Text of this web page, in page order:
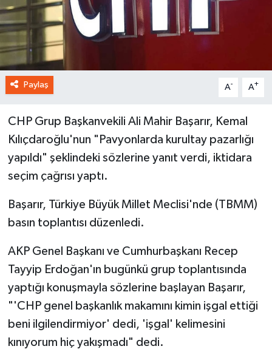
Paylaş A- A+
CHP Grup Başkanvekili Ali Mahir Başarır, Kemal
Kılıçdaroğlu'nun "Pavyonlarda kurultay pazarlığı
yapıldı" şeklindeki sözlerine yanıt verdi, iktidara
seçim çağrısı yaptı.
Başarır, Türkiye Büyük Millet Meclisi'nde (TBMM)
basın toplantısı düzenledi.
AKP Genel Başkanı ve Cumhurbaşkanı Recep
Tayyip Erdoğan'ın bugünkü grup toplantısında
yaptığı konuşmayla sözlerine başlayan Başarır,
"'CHP genel başkanlık makamını kimin işgal ettiği
beni ilgilendirmiyor' dedi, 'işgal' kelimesini
kınıyorum hiç yakışmadı" dedi.